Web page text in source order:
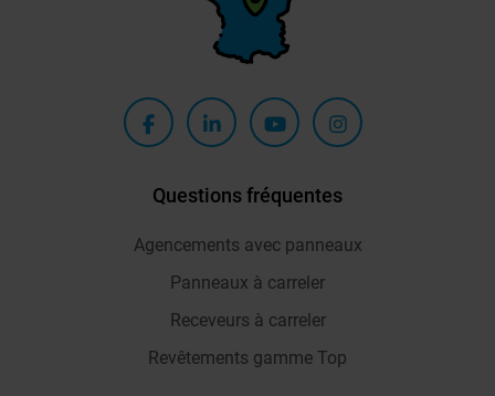
Questions fréquentes
Agencements avec panneaux
Panneaux à carreler
Receveurs à carreler
Revêtements gamme Top